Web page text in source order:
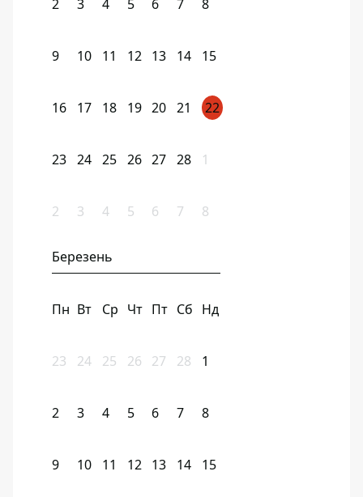
2 3 4 5 6 7 8
9 10 11 12 13 14 15
16 17 18 19 20 21 22
23 24 25 26 27 28 1
2 3 4 5 6 7 8
Березень
Пн Вт Ср Чт Пт Сб Нд
23 24 25 26 27 28 1
2 3 4 5 6 7 8
9 10 11 12 13 14 15